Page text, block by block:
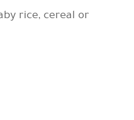
rice, cereal or